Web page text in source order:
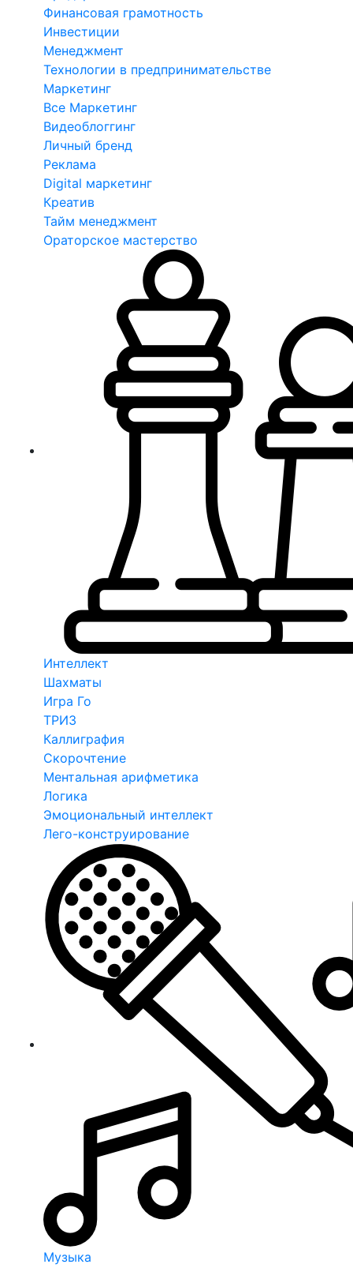
Финансовая грамотность
Инвестиции
Менеджмент
Технологии в предпринимательстве
Маркетинг
Все Маркетинг
Видеоблоггинг
Личный бренд
Реклама
Digital маркетинг
Креатив
Тайм менеджмент
Ораторское мастерство
Интеллект
Шахматы
Игра Го
ТРИЗ
Каллиграфия
Скорочтение
Ментальная арифметика
Логика
Эмоциональный интеллект
Лего-конструирование
Музыка